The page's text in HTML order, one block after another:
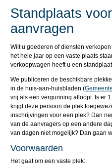
Standplaats
aanvragen
Wilt u goederen of diensten verkopen
het hele jaar op een vaste plaats
verkoopwagen heeft u een
We publiceren de beschikbare
in de huis-aan-huisbladen (
vrij als een vergunning afloopt. Is er
krijgt deze persoon de plek
inschrijvingen voor een plek? Dan
van de aanvragers op een andere
van dagen niet mogelijk? Dan gaan
Voorwaarden
Het gaat om een vaste plek: